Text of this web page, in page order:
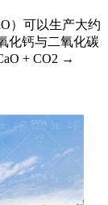
）可以生产大约
化钙与二氧化碳
+ CO2 →